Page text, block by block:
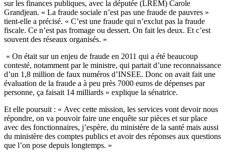
sur les finances publiques, avec la députée (LREM) Carole
Grandjean. « La fraude sociale n’est pas une fraude de pauvres »
tient-elle a précisé. « C’est une fraude qui n’exclut pas la fraude
fiscale. Ce n’est pas fromage ou dessert. On fait les deux. Et c’est
souvent des réseaux organisés. »
« On était sur un enjeu de fraude en 2011 qui a été beaucoup
contesté, notamment par le ministre, qui partait d’une reconnaissance
d’un 1,8 million de faux numéros d’INSEE. Donc on avait fait une
évaluation de la fraude a à peu près 7000 euros de dépenses par
personne, ça faisait 14 milliards » explique la sénatrice.
Et elle poursuit : « Avec cette mission, les services vont devoir nous
répondre, on va pouvoir faire une enquête sur pièces et sur place
avec des fonctionnaires, j’espère, du ministère de la santé mais aussi
du ministère des comptes publics et avoir des réponses aux questions
que l’on pose depuis longtemps. »